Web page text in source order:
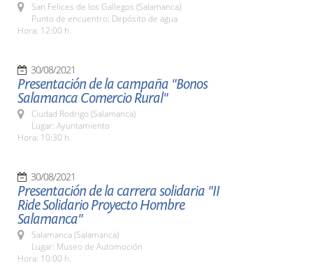
San Felices de los Gallegos (Salamanca)
Punto de encuentro: Depósito de agua
Hora: 12:00 h.
30/08/2021
Presentación de la campaña "Bonos
Salamanca Comercio Rural"
Ciudad Rodrigo (Salamanca)
Lugar: Ayuntamiento
Hora: 10:30 h.
30/08/2021
Presentación de la carrera solidaria "II
Ride Solidario Proyecto Hombre
Salamanca"
Salamanca (Salamanca)
Lugar: Museo de Automoción
Hora: 10:00 h.